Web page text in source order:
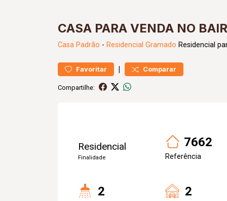
CASA PARA VENDA NO
Casa Padrão - Residencial Gramado Residencial
Favoritar | Comparar
Compartilhe:
Residencial
Finalidade
7662
Referência
2 2